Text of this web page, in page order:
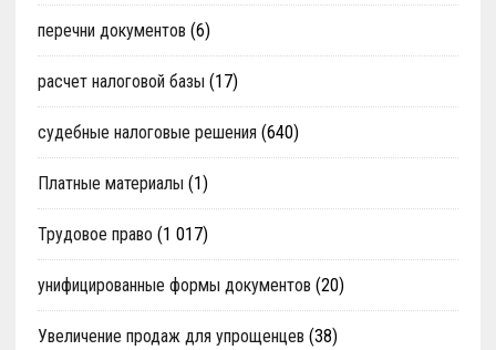
перечни документов (6)
расчет налоговой базы (17)
судебные налоговые решения (640)
Платные материалы (1)
Трудовое право (1 017)
унифицированные формы документов (20)
Увеличение продаж для упрощенцев (38)